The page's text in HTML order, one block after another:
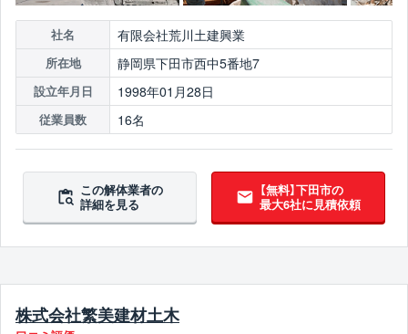
社名 有限会社荒川土建興業
所在地 静岡県下田市西中5番地7
設立年月日 1998年01月28日
従業員数 16名
この解体業者の
詳細を見る
【無料】下田市の
最大6社に見積依頼
株式会社繁美建材土木